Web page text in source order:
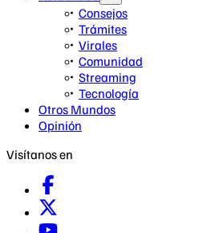
Consejos
Trámites
Virales
Comunidad
Streaming
Tecnología
Otros Mundos
Opinión
Visítanos en